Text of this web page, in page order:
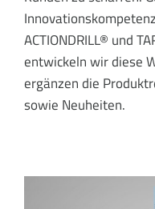
ACTIONDRILL® und
entwickeln wir diese
ergänzen die
sowie Neuheiten.